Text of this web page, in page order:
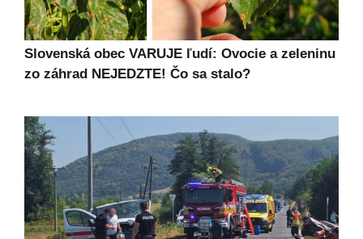
Slovenská obec VARUJE ľudí: Ovocie a zeleninu
zo záhrad NEJEDZTE! Čo sa stalo?